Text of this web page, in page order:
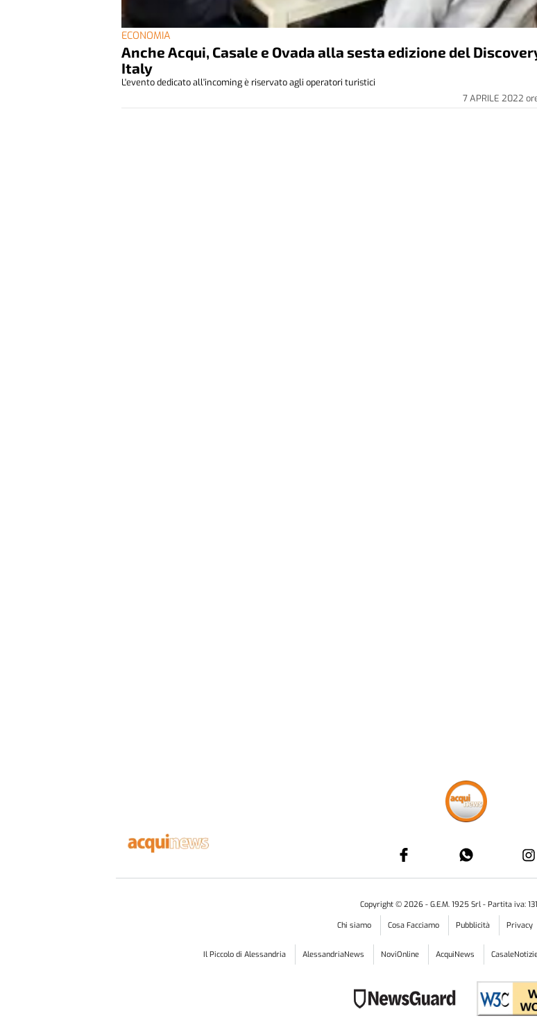
ECONOMIA
Anche Acqui, Casale e Ovada alla sesta edizione del
Italy
7 APRILE 2022
L'evento dedicato all'incoming è riservato agli operatori turistici
Copyright © 2026 - G.E.M. 1925 Srl - Partita iva:
Chi siamo
Cosa Facciamo Pubblicità Privacy
Il Piccolo di Alessandria AlessandriaNews NoviOnline AcquiNews